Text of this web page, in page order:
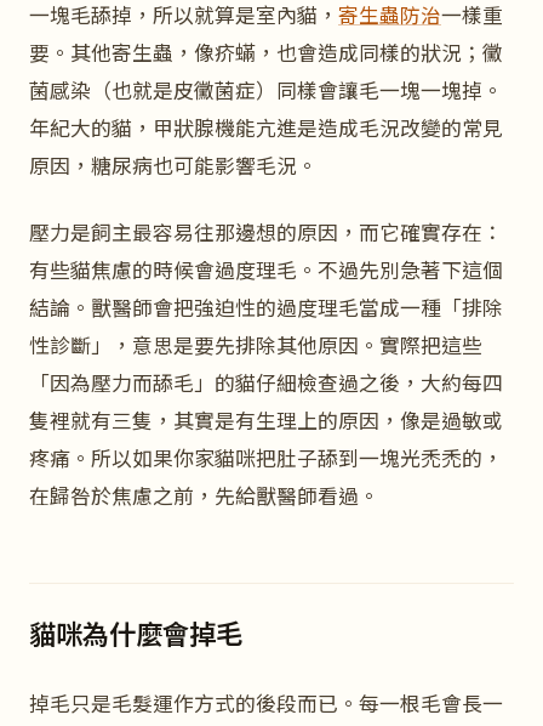
一塊毛舔掉，所以就算是室內貓， 寄生蟲防治一樣重
要。其他寄生蟲，像疥蟎，也會造成同樣的狀況；黴
菌感染（也就是皮黴菌症）同樣會讓毛一塊一塊掉。
年紀大的貓，甲狀腺機能亢進是造成毛況改變的常見
原因，糖尿病也可能影響毛況。
壓力是飼主最容易往那邊想的原因，而它確實存在：
有些貓焦慮的時候會過度理毛。不過先別急著下這個
結論。獸醫師會把強迫性的過度理毛當成一種「排除
性診斷」，意思是要先排除其他原因。實際把這些
「因為壓力而舔毛」的貓仔細檢查過之後，大約每四
隻裡就有三隻，其實是有生理上的原因，像是過敏或
疼痛。所以如果你家貓咪把肚子舔到一塊光禿禿的，
在歸咎於焦慮之前，先給獸醫師看過。
貓咪為什麼會掉毛
掉毛只是毛髮運作方式的後段而已。每一根毛會長一